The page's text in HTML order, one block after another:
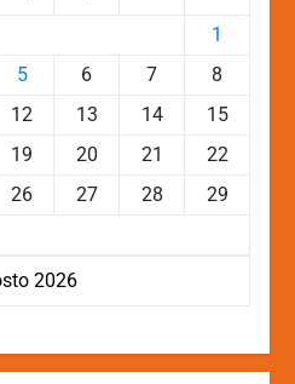
2026
1
5 6 7
8
12 13 14
15
19 20 21
22
26 27 28
29